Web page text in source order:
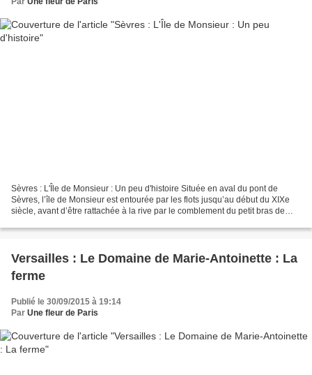
Sèvres : L'Île de Monsieur : Un peu d'histoire Située en aval du pont de
Sèvres, l’île de Monsieur est entourée par les flots jusqu’au début du XIXe
siècle, avant d’être rattachée à la rive par le comblement du petit bras de
Versailles : Le Domaine de Marie-Antoinette : La
ferme
Publié le 30/09/2015 à 19:14
Par Une fleur de Paris